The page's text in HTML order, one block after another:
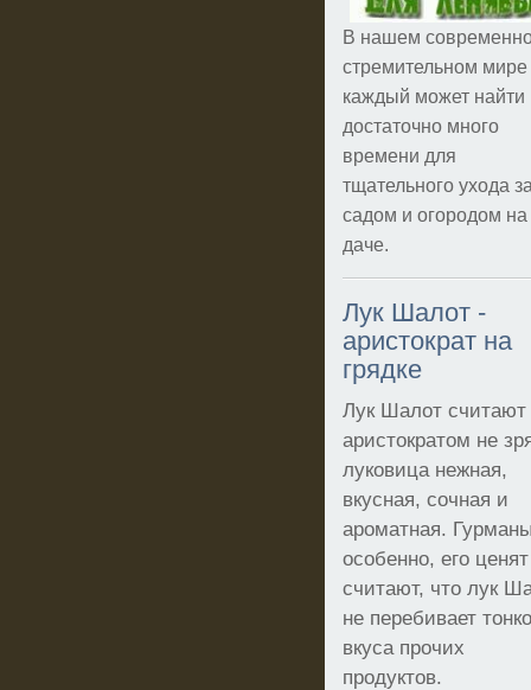
В нашем
стремительном мире
каждый может найти
достаточно много
времени для
тщательного ухода
садом и огородом на
даче.
Лук Шалот -
аристократ на
грядке
Лук Шалот считают
аристократом не
луковица нежная,
вкусная, сочная и
ароматная.
особенно, его
считают, что лук
не перебивает
вкуса прочих
продуктов.